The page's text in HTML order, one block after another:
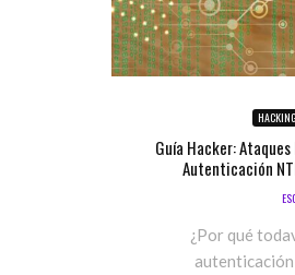
Guía Hacker:
Autenticación
¿Por qué